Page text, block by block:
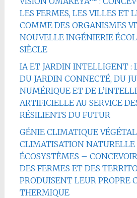
LES FERMES, LES VILLES ET
COMME DES ORGANISMES
NOUVELLE INGÉNIERIE
SIÈCLE
IA ET JARDIN INTELLIGENT :
DU JARDIN CONNECTÉ, DU
NUMÉRIQUE ET DE
ARTIFICIELLE AU SERVICE
RÉSILIENTS DU FUTUR
GÉNIE CLIMATIQUE
CLIMATISATION NATURELLE
ÉCOSYSTÈMES –
DES FERMES ET DES
PRODUISENT LEUR PROPRE
THERMIQUE